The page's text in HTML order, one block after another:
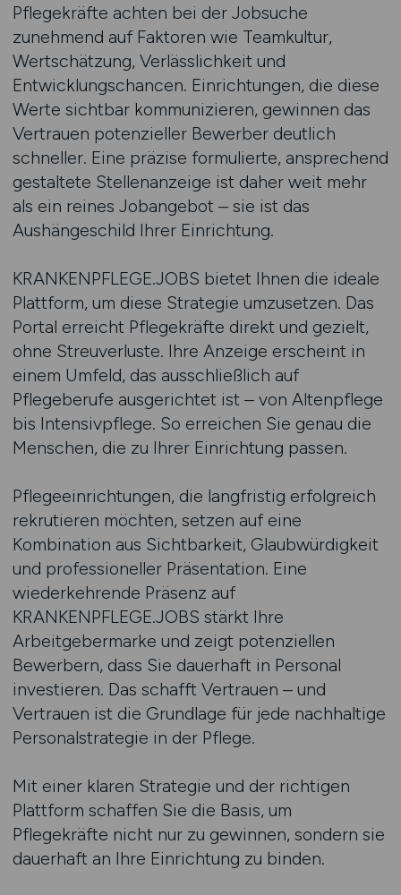
Pflegekräfte achten bei der Jobsuche
zunehmend auf Faktoren wie Teamkultur,
Wertschätzung, Verlässlichkeit und
Entwicklungschancen. Einrichtungen, die diese
Werte sichtbar kommunizieren, gewinnen das
Vertrauen potenzieller Bewerber deutlich
schneller. Eine präzise formulierte, ansprechend
gestaltete Stellenanzeige ist daher weit mehr
als ein reines Jobangebot – sie ist das
Aushängeschild Ihrer Einrichtung.
KRANKENPFLEGE.JOBS bietet Ihnen die ideale
Plattform, um diese Strategie umzusetzen. Das
Portal erreicht Pflegekräfte direkt und gezielt,
ohne Streuverluste. Ihre Anzeige erscheint in
einem Umfeld, das ausschließlich auf
Pflegeberufe ausgerichtet ist – von Altenpflege
bis Intensivpflege. So erreichen Sie genau die
Menschen, die zu Ihrer Einrichtung passen.
Pflegeeinrichtungen, die langfristig erfolgreich
rekrutieren möchten, setzen auf eine
Kombination aus Sichtbarkeit, Glaubwürdigkeit
und professioneller Präsentation. Eine
wiederkehrende Präsenz auf
KRANKENPFLEGE.JOBS stärkt Ihre
Arbeitgebermarke und zeigt potenziellen
Bewerbern, dass Sie dauerhaft in Personal
investieren. Das schafft Vertrauen – und
Vertrauen ist die Grundlage für jede nachhaltige
Personalstrategie in der Pflege.
Mit einer klaren Strategie und der richtigen
Plattform schaffen Sie die Basis, um
Pflegekräfte nicht nur zu gewinnen, sondern sie
dauerhaft an Ihre Einrichtung zu binden.